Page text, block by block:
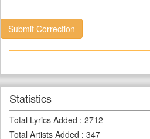
Submit Correction
Statistics
Total Lyrics Added : 2712
Total Artists Added : 347